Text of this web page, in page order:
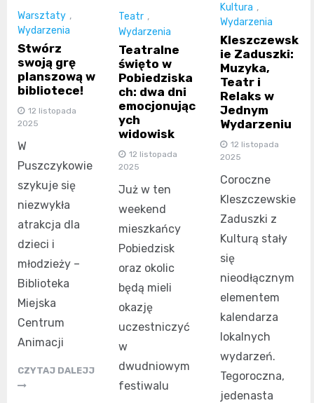
Warsztaty ,
Wydarzenia
Stwórz
swoją grę
planszową w
bibliotece!
12 listopada
2025
W
Puszczykowie
szykuje się
niezwykła
atrakcja dla
dzieci i
młodzieży –
Biblioteka
Miejska
Centrum
Animacji
CZYTAJ DALEJJ
Teatr ,
Wydarzenia
Teatralne
święto w
Pobiedziska
ch: dwa dni
emocjonując
ych
widowisk
12 listopada
2025
Już w ten
weekend
mieszkańcy
Pobiedzisk
oraz okolic
będą mieli
okazję
uczestniczyć
w
dwudniowym
festiwalu
Kultura ,
Wydarzenia
Kleszczewsk
ie Zaduszki:
Muzyka,
Teatr i
Relaks w
Jednym
Wydarzeniu
12 listopada
2025
Coroczne
Kleszczewskie
Zaduszki z
Kulturą stały
się
nieodłącznym
elementem
kalendarza
lokalnych
wydarzeń.
Tegoroczna,
jedenasta